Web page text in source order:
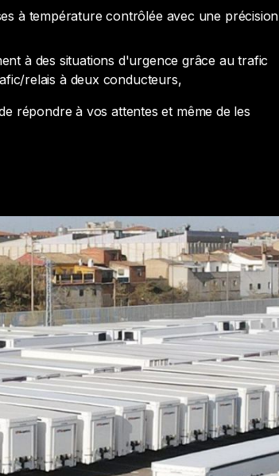
à température contrôlée avec une précision
à des situations d'urgence grâce au trafic
relais à deux conducteurs,
répondre à vos attentes et même de les